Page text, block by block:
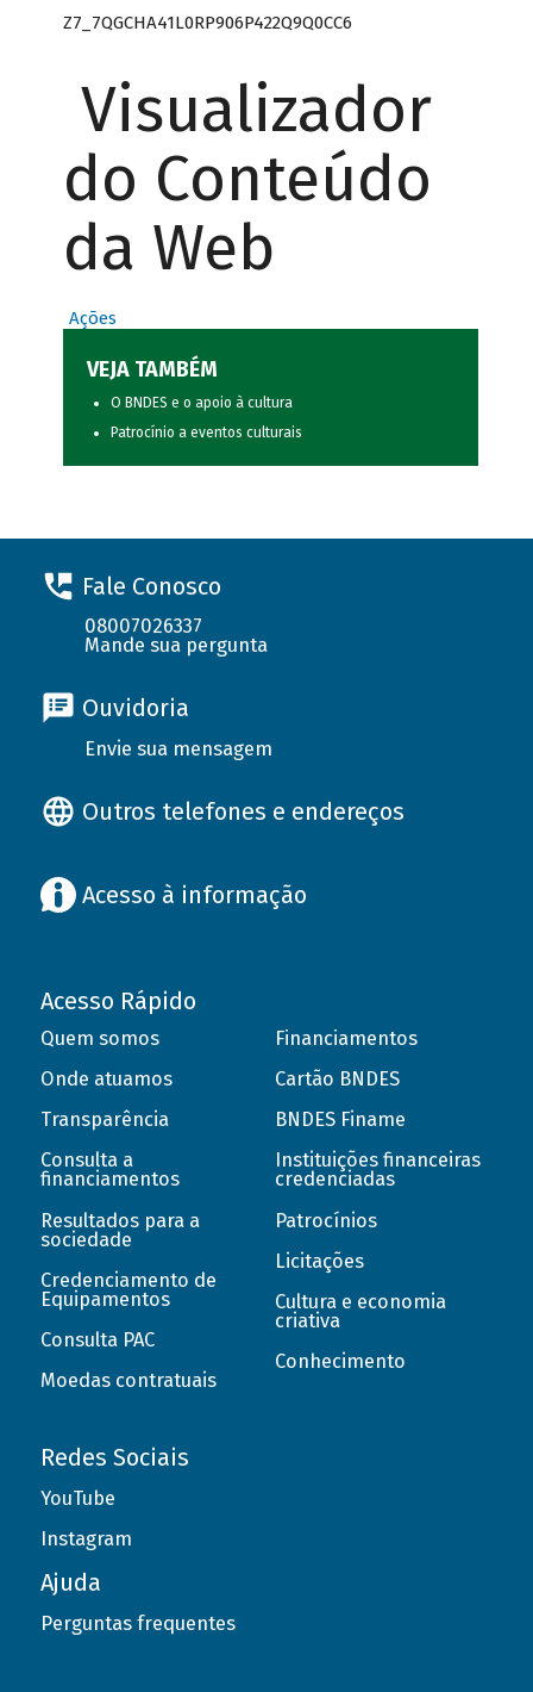
Z7_7QGCHA41L0RP906P422Q9Q0CC6
Visualizador
do Conteúdo
da Web
Ações
VEJA TAMBÉM
O BNDES e o apoio à cultura
Patrocínio a eventos culturais
Fale Conosco
08007026337
Mande sua pergunta
Ouvidoria
Envie sua mensagem
Outros telefones e endereços
Acesso à informação
Acesso Rápido
Quem somos
Onde atuamos
Transparência
Consulta a
financiamentos
Resultados para a
sociedade
Credenciamento de
Equipamentos
Consulta PAC
Moedas contratuais
Financiamentos
Cartão BNDES
BNDES Finame
Instituições financeiras
credenciadas
Patrocínios
Licitações
Cultura e economia
criativa
Conhecimento
Redes Sociais
YouTube
Instagram
Ajuda
Perguntas frequentes